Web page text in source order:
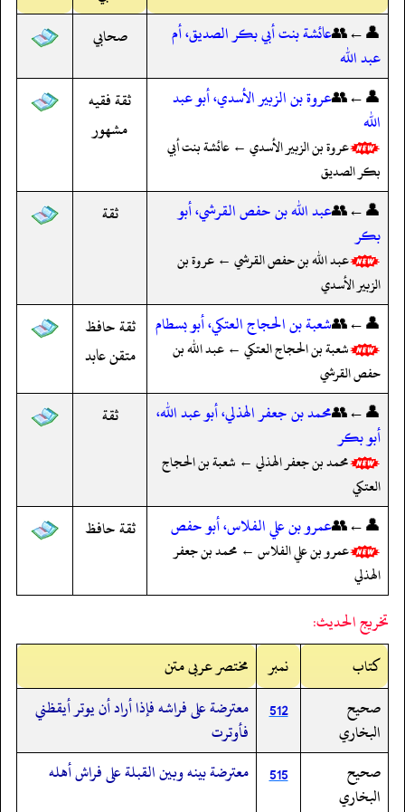
👤←👥عائشة بنت أبي بكر الصديق، أم
عبد الله
صحابي
👤←👥عروة بن الزبير الأسدي، أبو عبد
الله
عروة بن الزبير الأسدي ← عائشة بنت أبي
بكر الصديق
ثقة فقيه
مشهور
👤←👥عبد الله بن حفص القرشي، أبو
بكر
عبد الله بن حفص القرشي ← عروة بن
الزبير الأسدي
ثقة
👤←👥شعبة بن الحجاج العتكي، أبو بسطام
شعبة بن الحجاج العتكي ← عبد الله بن
حفص القرشي
ثقة حافظ
متقن عابد
👤←👥محمد بن جعفر الهذلي، أبو عبد الله،
أبو بكر
محمد بن جعفر الهذلي ← شعبة بن الحجاج
العتكي
ثقة
👤←👥عمرو بن علي الفلاس، أبو حفص
عمرو بن علي الفلاس ← محمد بن جعفر
الهذلي
ثقة حافظ
تخريج الحديث:
کتاب
نمبر
مختصر عربی متن
صحيح
البخاري
512
معترضة على فراشه فإذا أراد أن يوتر أيقظني
فأوترت
صحيح
البخاري
515 معترضة بينه وبين القبلة على فراش أهله